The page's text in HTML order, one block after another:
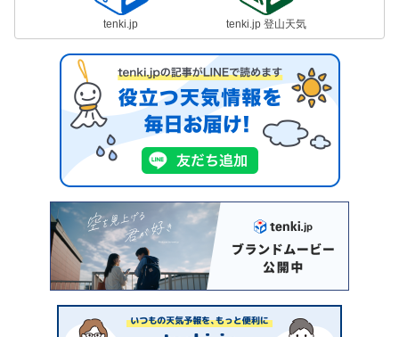
tenki.jp tenki.jp 登山天気